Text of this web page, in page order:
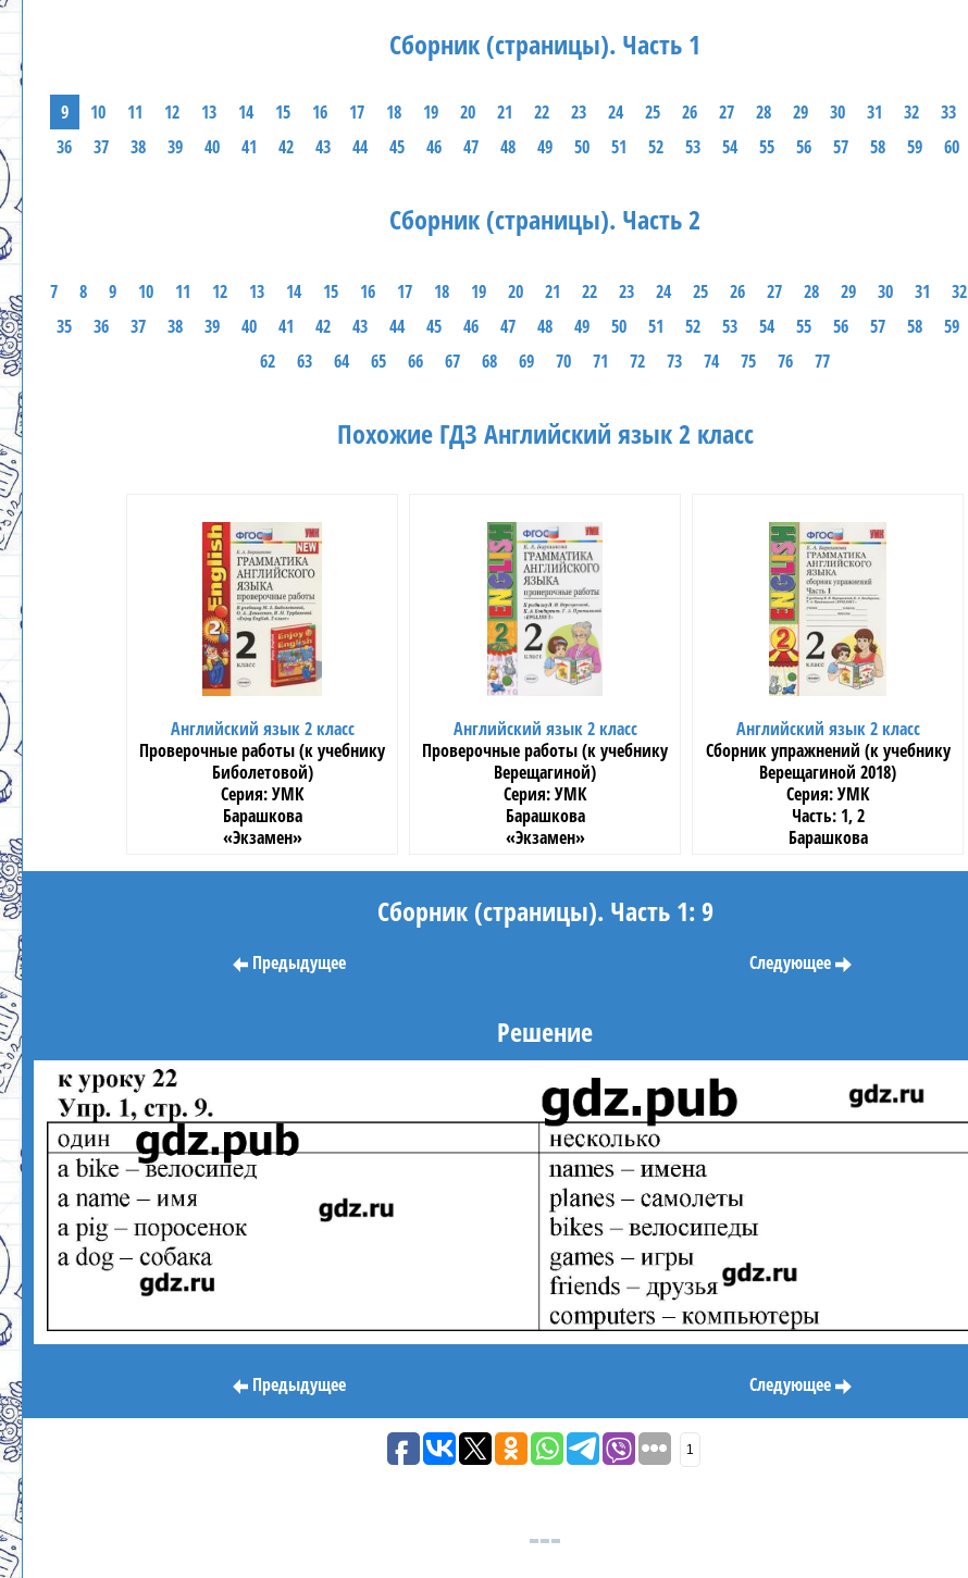
Сборник (страницы). Часть 1
9 10 11 12 13 14 15 16 17 18 19 20 21 22 23 24 25 26 27 28 29 30 31 32 33
36
37 38 39 40 41 42 43 44 45 46 47 48 49 50 51 52 53 54 55 56 57 58 59 60
Сборник (страницы). Часть 2
7 8 9 10 11 12 13 14 15 16 17 18 19 20 21 22 23 24 25 26 27 28 29 30 31 32
35
36 37 38 39 40 41 42 43 44 45 46 47 48 49 50 51 52 53 54 55 56 57 58 59
62
63 64 65 66 67 68 69 70 71 72 73 74 75 76 77
Похожие ГДЗ Английский язык 2 класс
Английский язык 2 класс
Проверочные работы (к учебнику
Биболетовой)
УМК
Барашкова
«Экзамен»
Английский язык 2 класс
Проверочные работы (к учебнику
Верещагиной)
УМК
Барашкова
«Экзамен»
Английский язык 2 класс
Сборник упражнений (к учебнику
Верещагиной 2018)
УМК
1, 2
Барашкова
Сборник (страницы). Часть 1: 9
Предыдущее Следующее
Решение
Предыдущее Следующее
1